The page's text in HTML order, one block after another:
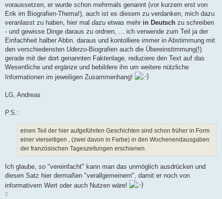
voraussetzen, er wurde schon mehrmals genannt (vor kurzem erst von
Erik im Biografien-Thema!), auch ist es diesem zu verdanken, mich dazu
veranlasst zu haben, hier mal dazu etwas mehr in Deutsch zu schreiben
- und gewisse Dinge daraus zu ordnen, ... ich verwende zum Teil ja der
Einfachheit halber Abbn. daraus und kontolliere immer in Abstimmung mit
den verschiedensten Uderzo-Biografien auch die Übereinstimmung(!)
gerade mit der dort genannten Faktenlage, reduziere den Text auf das
Wesentliche und ergänze und bebildere ihn um weitere nützliche
Informationen im jeweiligen Zusammenhang!
LG, Andreas
P.S.:
einen Teil der hier aufgeführten Geschichten sind schon früher in Form
einer vierseitigen , (zwei davon in Farbe) in den Wochenendausgaben
der französischen Tageszeitungen erschienen.
Ich glaube, so "vereinfacht" kann man das unmöglich ausdrücken und
diesen Satz hier dermaßen "verallgemeinern", damit er noch von
informativem Wert oder auch Nutzen wäre!